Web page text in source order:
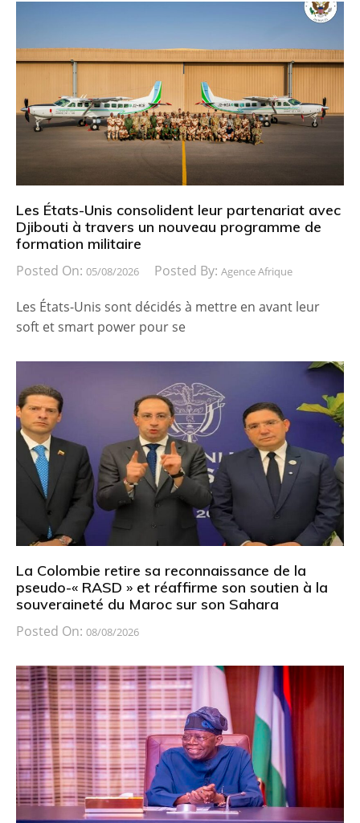
Les États-Unis consolident leur partenariat avec
Djibouti à travers un nouveau programme de
formation militaire
Posted On: 05/08/2026 Posted By: Agence Afrique
Les États-Unis sont décidés à mettre en avant leur
soft et smart power pour se
La Colombie retire sa reconnaissance de la
pseudo-« RASD » et réaffirme son soutien à la
souveraineté du Maroc sur son Sahara
Posted On: 08/08/2026